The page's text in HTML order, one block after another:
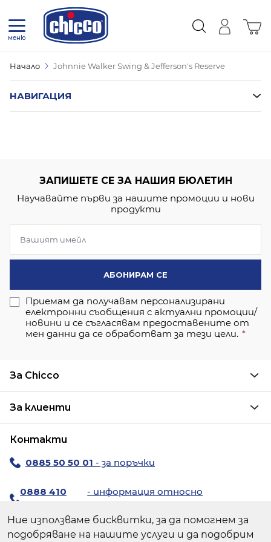
Ние използваме бисквитки, за да помогнем за
подобряване на нашите услуги и да подобрим
Прескачане към съдържанието
меню
Начало Johnnie Walker Swing & Jefferson's Reserve
НАВИГАЦИЯ
ЗАПИШЕТЕ СЕ ЗА НАШИЯ БЮЛЕТИН
Научавайте първи за нашите промоции и нови
продукти
АБОНИРАМ СЕ
Приемам да получавам персонализирани
електронни съобщения с актуални промоции/
новини и се съгласявам предоставените от
мен данни да се обработват за тези цели.
За Chicco
За клиенти
Контакти
0885 50 50 01 - за поръчки
0888 410
- информация относно
За поръчки:chiccoshop@avendi.bg